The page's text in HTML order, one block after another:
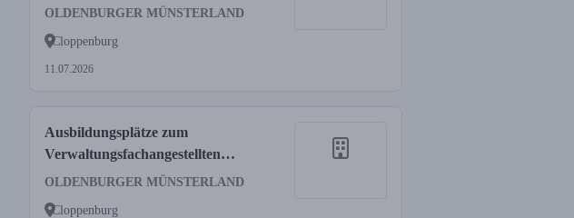
OLDENBURGER MÜNSTERLAND
Cloppenburg
11.07.2026
Ausbildungsplätze zum
Verwaltungsfachangestellten
(m/w/d)
OLDENBURGER MÜNSTERLAND
Cloppenburg